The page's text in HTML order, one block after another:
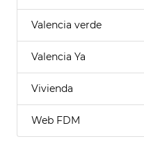
Valencia verde
Valencia Ya
Vivienda
Web FDM